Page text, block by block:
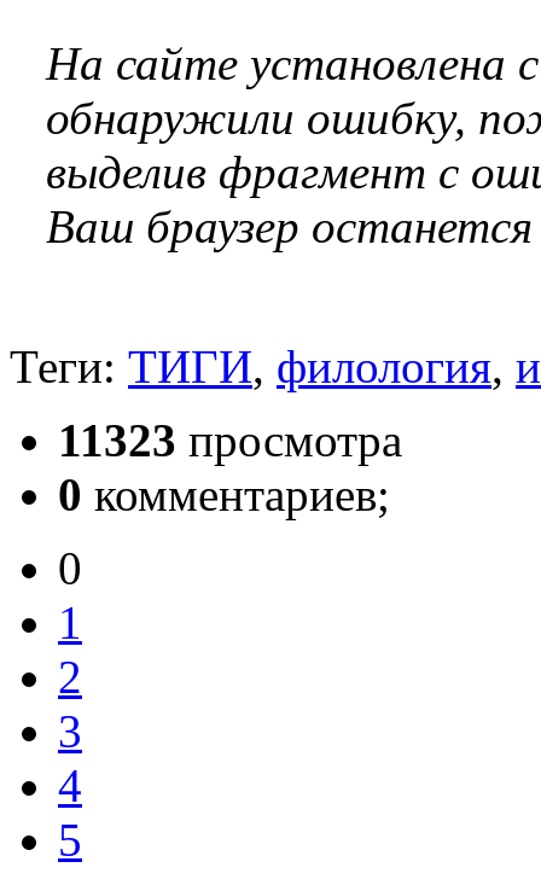
На сайте установлена
обнаружили ошибку,
выделив фрагмент с
Ваш браузер
Теги: ТИГИ, филология,
11323 просмотра
0 комментариев;
0
1
2
3
4
5